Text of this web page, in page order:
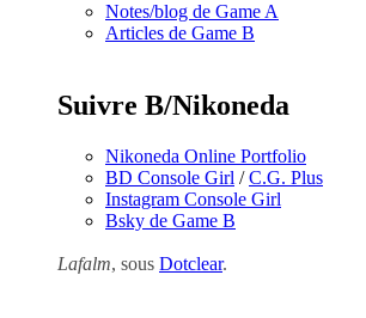
Notes/blog de Game A
Articles de Game B
Suivre B/Nikoneda
Nikoneda Online Portfolio
BD Console Girl /C.G. Plus
Instagram Console Girl
Bsky de Game B
Lafalm, sous Dotclear.